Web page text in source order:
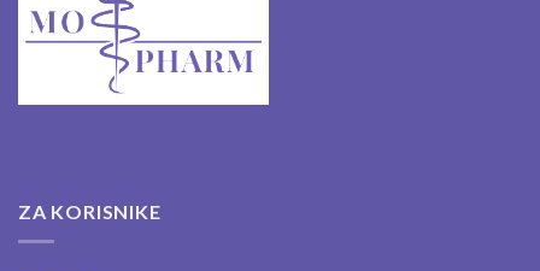
ZA KORISNIKE